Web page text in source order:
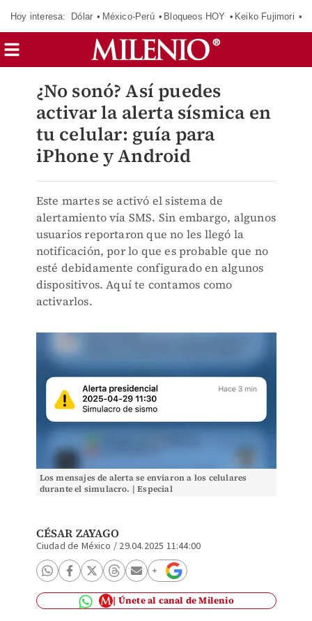
Hoy interesa: Dólar México-Perú Bloqueos HOY Keiko Fujimori
¿No sonó? Así puedes
activar la alerta sísmica en
tu celular: guía para
iPhone y Android
Este martes se activó el sistema de
alertamiento vía SMS. Sin embargo, algunos
usuarios reportaron que no les llegó la
notificación, por lo que es probable que no
esté debidamente configurado en algunos
dispositivos. Aquí te contamos como
activarlos.
Los mensajes de alerta se enviaron a los celulares
durante el simulacro. | Especial
CÉSAR ZAYAGO
Ciudad de México / 29.04.2025 11:44:00
Únete al canal de Milenio